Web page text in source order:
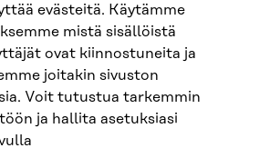
evästeitä. Käytämme
mistä sisällöistä
ovat kiinnostuneita ja
joitakin sivuston
Voit tutustua tarkemmin
ja hallita asetuksiasi